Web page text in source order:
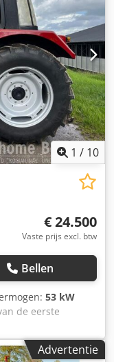
1 / 10
€ 24.500
Vaste prijs excl. btw
Bellen
53 kW
de eerste
ca. 8.600 uur.
Prijs: €
Advertentie